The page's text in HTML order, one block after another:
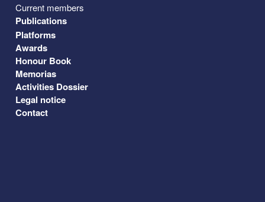
Current members
Publications
Platforms
Awards
Honour Book
Memorias
Activities Dossier
Legal notice
Contact